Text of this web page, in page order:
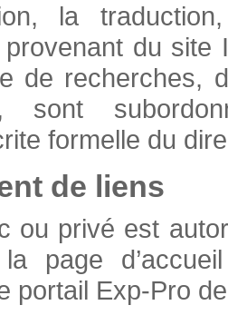
la
provenant du
de recherches,
sont
formelle du
de liens
ou privé est
page
portail Exp-Pro